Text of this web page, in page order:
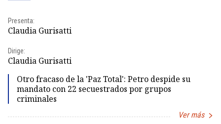
Presenta:
Claudia Gurisatti
Dirige:
Claudia Gurisatti
Otro fracaso de la 'Paz Total': Petro despide su
mandato con 22 secuestrados por grupos
criminales
Ver más